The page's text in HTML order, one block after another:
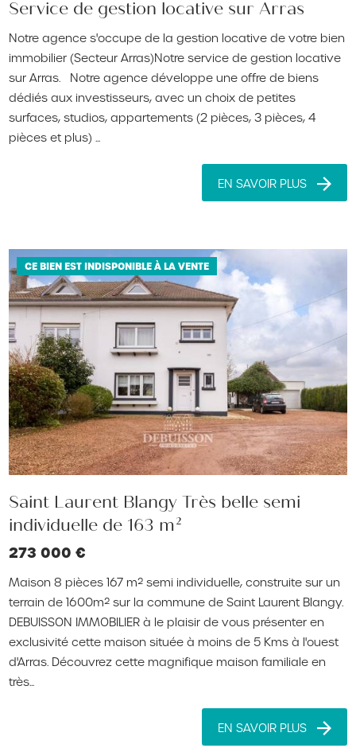
Service de gestion locative sur Arras
Notre agence s'occupe de la gestion locative de votre bien
immobilier (Secteur Arras)Notre service de gestion locative
sur Arras. Notre agence développe une offre de biens
dédiés aux investisseurs, avec un choix de petites
surfaces, studios, appartements (2 pièces, 3 pièces, 4
pièces et plus) ...
EN SAVOIR PLUS
CE BIEN EST INDISPONIBLE À LA VENTE
Saint Laurent Blangy Très belle semi
individuelle de 163 m²
273 000 €
Maison 8 pièces 167 m² semi individuelle, construite sur un
terrain de 1600m² sur la commune de Saint Laurent Blangy.
DEBUISSON IMMOBILIER à le plaisir de vous présenter en
exclusivité cette maison située à moins de 5 Kms à l'ouest
d'Arras. Découvrez cette magnifique maison familiale en
très...
EN SAVOIR PLUS